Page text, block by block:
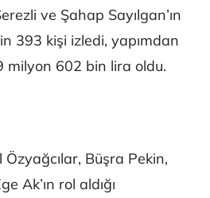
ve Şahap Sayılgan’ın
393 kişi izledi, yapımdan
milyon 602 bin lira oldu.
Özyağcılar, Büşra Pekin,
Ak’ın rol aldığı